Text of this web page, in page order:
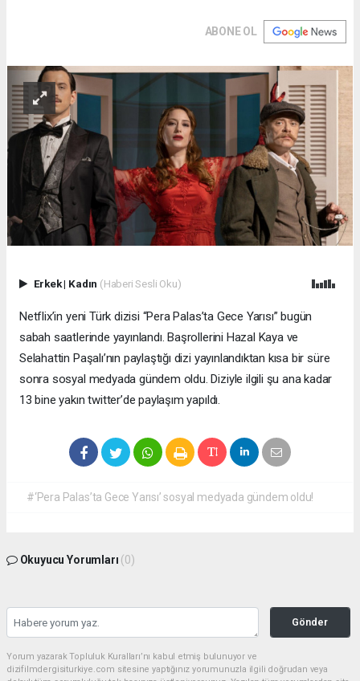
ABONE OL
Erkek| Kadın (Haberi Sesli Oku)
Netflix’in yeni Türk dizisi “Pera Palas’ta Gece Yarısı” bugün
sabah saatlerinde yayınlandı. Başrollerini Hazal Kaya ve
Selahattin Paşalı’nın paylaştığı dizi yayınlandıktan kısa bir süre
sonra sosyal medyada gündem oldu. Diziyle ilgili şu ana kadar
13 bine yakın twitter’de paylaşım yapıldı.
#‘Pera Palas’ta Gece Yarısı’ sosyal medyada gündem oldu!
Okuyucu Yorumları (0)
Gönder
Yorum yazarak Topluluk Kuralları’nı kabul etmiş bulunuyor ve
dizifilmdergisiturkiye.com sitesine yaptığınız yorumunuzla ilgili doğrudan veya